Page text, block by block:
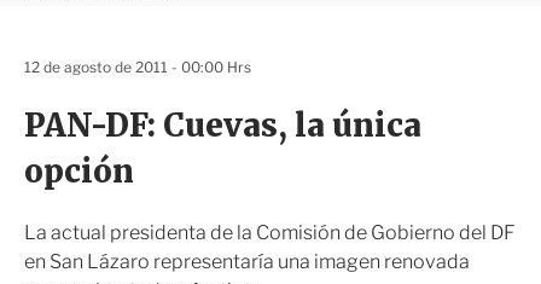
n
PAN-DF: Cuevas, la única
opción
La actual presidenta de la Comisión de Gobierno del DF
en San Lázaro representaría una imagen renovada
12 de agosto de 2011 - 00:00 Hrs